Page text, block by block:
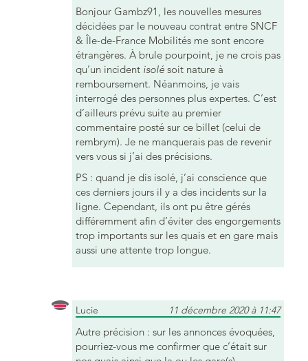
Bonjour Gambz91, les nouvelles mesures
décidées par le nouveau contrat entre SNCF
& Île-de-France Mobilités me sont encore
étrangères. À brule pourpoint, je ne crois pas
qu’un incident isolé soit nature à
remboursement. Néanmoins, je vais
interrogé des personnes plus expertes. C’est
d’ailleurs prévu suite au premier
commentaire posté sur ce billet (celui de
rembrym). Je ne manquerais pas de revenir
vers vous si j’ai des précisions.
PS : quand je dis isolé, j’ai conscience que
ces derniers jours il y a des incidents sur la
ligne. Cependant, ils ont pu être gérés
différemment afin d’éviter des engorgements
trop importants sur les quais et en gare mais
aussi une attente trop longue.
Lucie 11 décembre 2020 à 11:47
Autre précision : sur les annonces évoquées,
pourriez-vous me confirmer que c’était sur